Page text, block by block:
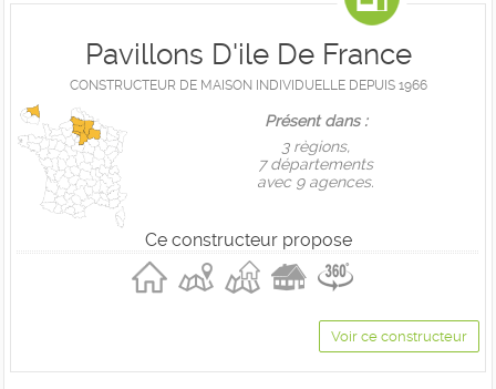
Pavillons D'ile De France
CONSTRUCTEUR DE MAISON INDIVIDUELLE DEPUIS 1966
Présent dans :
3 règions,
7 départements
avec 9 agences.
Ce constructeur propose
Voir ce constructeur